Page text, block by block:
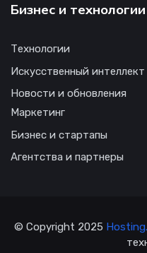
Бизнес и технологии
Технологии
Искусственный интеллект
Новости и обновления
Маркетинг
Бизнес и стартапы
Агентства и партнеры
© Copyright 2025